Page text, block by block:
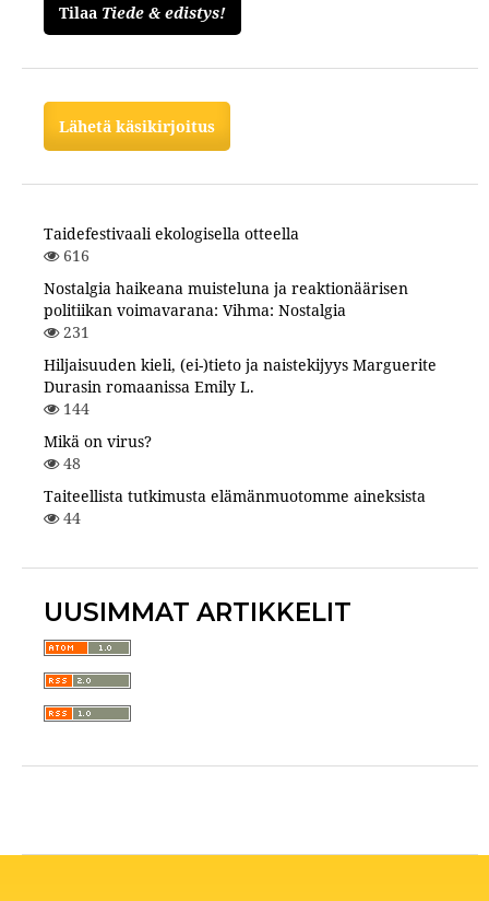
Tilaa Tiede & edistys!
Lähetä käsikirjoitus
Taidefestivaali ekologisella otteella
616
Nostalgia haikeana muisteluna ja reaktionäärisen
politiikan voimavarana: Vihma: Nostalgia
231
Hiljaisuuden kieli, (ei-)tieto ja naistekijyys Marguerite
Durasin romaanissa Emily L.
144
Mikä on virus?
48
Taiteellista tutkimusta elämänmuotomme aineksista
44
UUSIMMAT ARTIKKELIT